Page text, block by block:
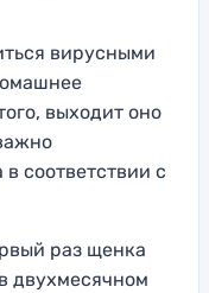
вирусными
выходит оно
соответствии с
раз щенка
двухмесячном